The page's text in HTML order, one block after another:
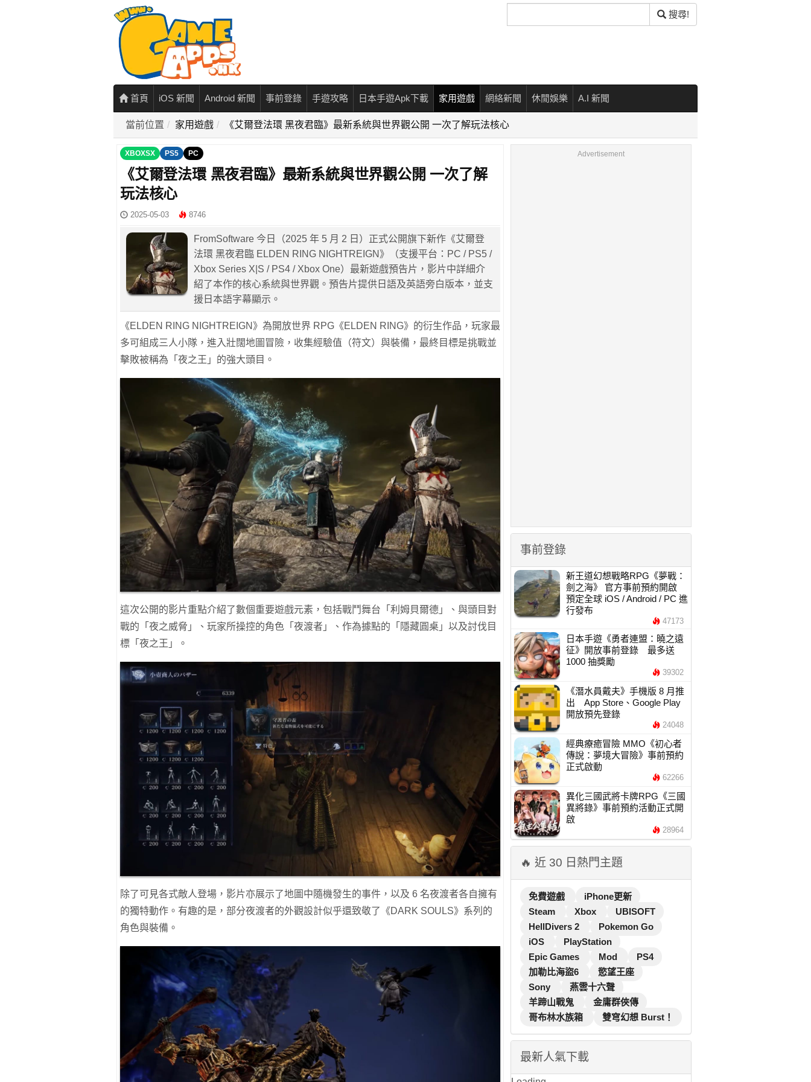
尋
搜尋!
首頁 iOS 新聞 Android 新聞 事前登錄 手遊攻略 日本手遊Apk下載 家用遊戲 網絡新聞 休閒娛樂 A.I 新聞
當前位置 家用遊戲 《艾爾登法環 黑夜君臨》最新系統與世界觀公開 一次了解玩法核心
XBOXSX PS5 PC
《艾爾登法環 黑夜君臨》最新系統與世界觀公開 一次了解
玩法核心
2025-05-03 8746
FromSoftware 今日（2025 年 5 月 2 日）正式公開旗下新作《艾爾登
法環 黑夜君臨 ELDEN RING NIGHTREIGN》（支援平台：PC / PS5 /
Xbox Series X|S / PS4 / Xbox One）最新遊戲預告片，影片中詳細介
紹了本作的核心系統與世界觀。預告片提供日語及英語旁白版本，並支
援日本語字幕顯示。
《ELDEN RING NIGHTREIGN》為開放世界 RPG《ELDEN RING》的衍生作品，玩家最
多可組成三人小隊，進入壯闊地圖冒險，收集經驗值（符文）與裝備，最終目標是挑戰並
擊敗被稱為「夜之王」的強大頭目。
這次公開的影片重點介紹了數個重要遊戲元素，包括戰鬥舞台「利姆貝爾德」、與頭目對
戰的「夜之威脅」、玩家所操控的角色「夜渡者」、作為據點的「隱藏圓桌」以及討伐目
標「夜之王」。
除了可見各式敵人登場，影片亦展示了地圖中隨機發生的事件，以及 6 名夜渡者各自擁有
的獨特動作。有趣的是，部分夜渡者的外觀設計似乎還致敬了《DARK SOULS》系列的
角色與裝備。
Advertisement
事前登錄
新王道幻想戰略RPG《夢戰：
劍之海》 官方事前預約開啟
預定全球 iOS / Android / PC 進
行發布
47173
日本手遊《勇者連盟：曉之遠
征》開放事前登錄 最多送
1000 抽獎勵
39302
《潛水員戴夫》手機版 8 月推
出 App Store、Google Play
開放預先登錄
24048
經典療癒冒險 MMO《初心者
傳說：夢境大冒險》事前預約
正式啟動
62266
異化三國武將卡牌RPG《三國
異將錄》事前預約活動正式開
啟
28964
🔥 近 30 日熱門主題
免費遊戲
iPhone更新
Steam
Xbox
UBISOFT
HellDivers 2
Pokemon Go
iOS
PlayStation
Epic Games
Mod
PS4
加勒比海盜6
慾望王座
Sony
燕雲十六聲
羊蹄山戰鬼
金庸群俠傳
哥布林水族箱
雙穹幻想 Burst！
最新人氣下載